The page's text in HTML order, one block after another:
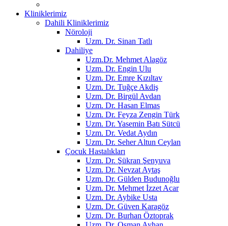
Kliniklerimiz
Dahili Kliniklerimiz
Nöroloji
Uzm. Dr. Sinan Tatlı
Dahiliye
Uzm.Dr. Mehmet Alagöz
Uzm. Dr. Engin Ulu
Uzm. Dr. Emre Kızıltav
Uzm. Dr. Tuğçe Akdiş
Uzm. Dr. Birgül Avdan
Uzm. Dr. Hasan Elmas
Uzm. Dr. Feyza Zengin Türk
Uzm. Dr. Yasemin Batı Sütcü
Uzm. Dr. Vedat Aydın
Uzm. Dr. Seher Altun Ceylan
Çocuk Hastalıkları
Uzm. Dr. Şükran Şenyuva
Uzm. Dr. Nevzat Aytaş
Uzm. Dr. Gülden Budunoğlu
Uzm. Dr. Mehmet İzzet Acar
Uzm. Dr. Aybike Usta
Uzm. Dr. Güven Karagöz
Uzm. Dr. Burhan Öztoprak